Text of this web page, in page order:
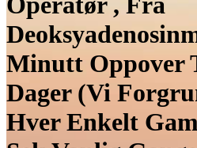
Minutt Oppover
Dager (Vi
Hver Enkelt